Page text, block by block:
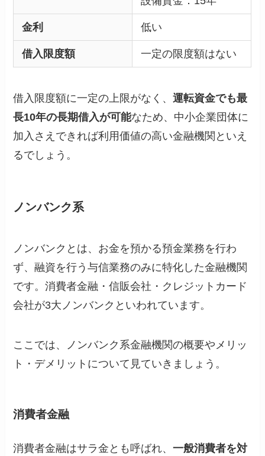
金利 低い
借入限度額 一定の限度額はない
借入限度額に一定の上限がなく、運転資金でも最
長10年の長期借入が可能なため、中小企業団体に
加入さえできれば利用価値の高い金融機関といえ
るでしょう。
ノンバンク系
ノンバンクとは、お金を預かる預金業務を行わ
ず、融資を行う与信業務のみに特化した金融機関
です。消費者金融・信販会社・クレジットカード
会社が3大ノンバンクといわれています。
ここでは、ノンバンク系金融機関の概要やメリッ
ト・デメリットについて見ていきましょう。
消費者金融
消費者金融はサラ金とも呼ばれ、一般消費者を対